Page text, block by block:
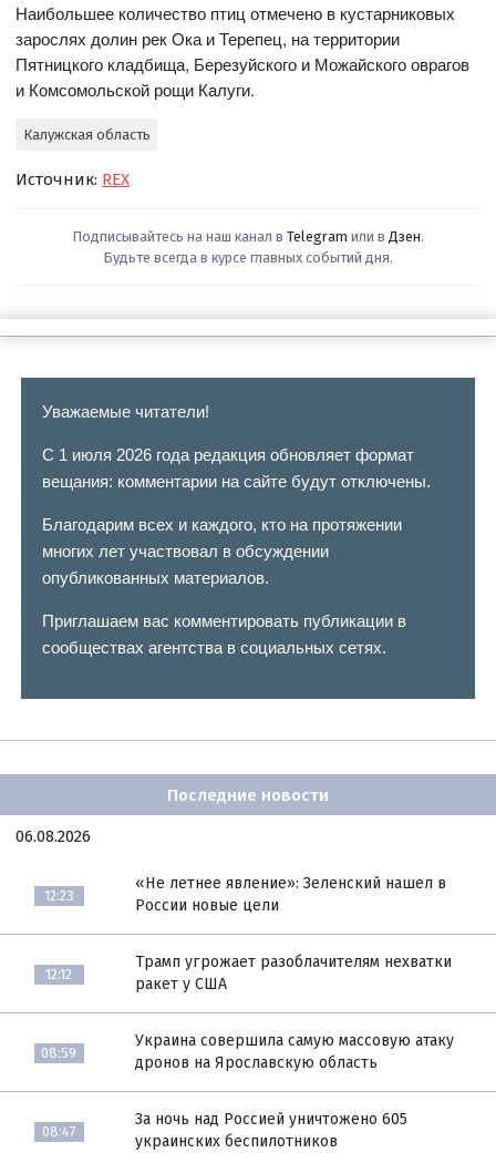
Наибольшее количество птиц отмечено в кустарниковых
зарослях долин рек Ока и Терепец, на территории
Пятницкого кладбища, Березуйского и Можайского оврагов
и Комсомольской рощи Калуги.
Калужская область
Источник: REX
Подписывайтесь на наш канал в Telegram или в Дзен.
Будьте всегда в курсе главных событий дня.
Уважаемые читатели!
С 1 июля 2026 года редакция обновляет формат
вещания: комментарии на сайте будут отключены.
Благодарим всех и каждого, кто на протяжении
многих лет участвовал в обсуждении
опубликованных материалов.
Приглашаем вас комментировать публикации в
сообществах агентства в социальных сетях.
Последние новости
06.08.2026
12:23
«Не летнее явление»: Зеленский нашел в
России новые цели
12:12
Трамп угрожает разоблачителям нехватки
ракет у США
08:59
Украина совершила самую массовую атаку
дронов на Ярославскую область
08:47
За ночь над Россией уничтожено 605
украинских беспилотников